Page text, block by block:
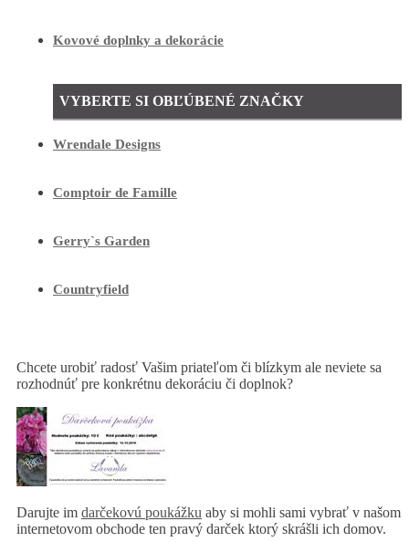
Kovové doplnky a dekorácie
VYBERTE SI OBĽÚBENÉ ZNAČKY
Wrendale Designs
Comptoir de Famille
Gerry`s Garden
Countryfield
Chcete urobiť radosť Vašim priateľom či blízkym ale neviete sa
rozhodnúť pre konkrétnu dekoráciu či doplnok?
Darujte im darčekovú poukážku aby si mohli sami vybrať v našom
internetovom obchode ten pravý darček ktorý skrášli ich domov.